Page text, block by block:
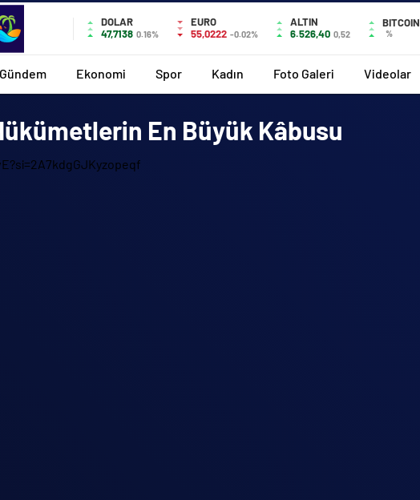
DOLAR
47,7138 0.16%
EURO
55,0222 -0.02%
ALTIN
6.526,40 0,52
BITCOIN
%
Gündem Ekonomi Spor Kadın Foto Galeri Videolar
En Büyük Kâbusu